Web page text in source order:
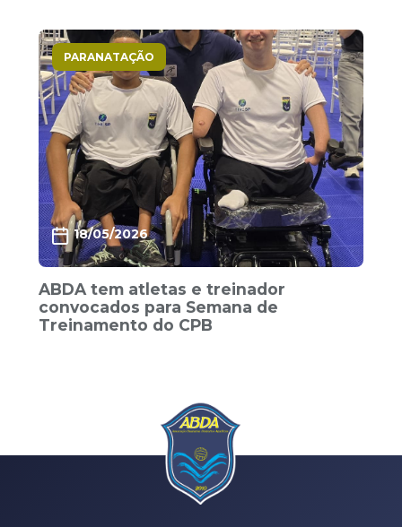
PARANATAÇÃO
18/05/2026
ABDA tem atletas e treinador
convocados para Semana de
Treinamento do CPB